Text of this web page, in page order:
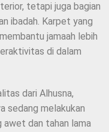
tetapi juga bagian
ibadah. Karpet yang
jamaah lebih
di dalam
dari Alhusna,
sedang melakukan
awet dan tahan lama